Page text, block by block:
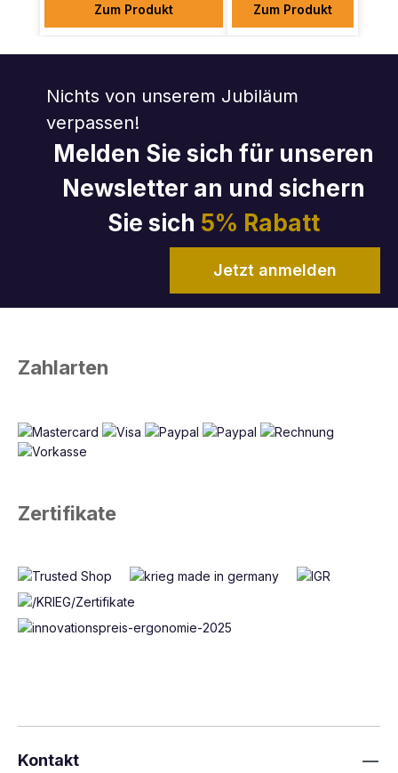
Zum Produkt Zum Produkt
Nichts von unserem Jubiläum
verpassen!
Melden Sie sich für unseren
Newsletter an und sichern
Sie sich 5% Rabatt
Jetzt anmelden
Zahlarten
Zertifikate
Kontakt